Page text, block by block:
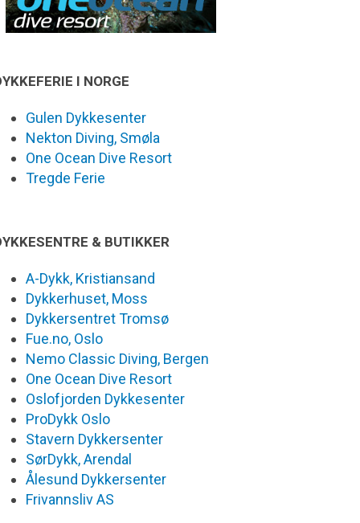
I NORGE
Gulen Dykkesenter
Nekton Diving, Smøla
One Ocean Dive Resort
Tregde Ferie
& BUTIKKER
A-Dykk, Kristiansand
Dykkerhuset, Moss
Dykkersentret Tromsø
Fue.no, Oslo
Nemo Classic Diving, Bergen
One Ocean Dive Resort
Oslofjorden Dykkesenter
ProDykk Oslo
Stavern Dykkersenter
SørDykk, Arendal
Ålesund Dykkersenter
Frivannsliv AS